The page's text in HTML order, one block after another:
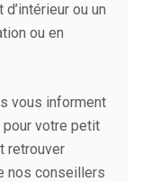
ou un
ou en
vous informent
pour votre petit
retrouver
nos conseillers